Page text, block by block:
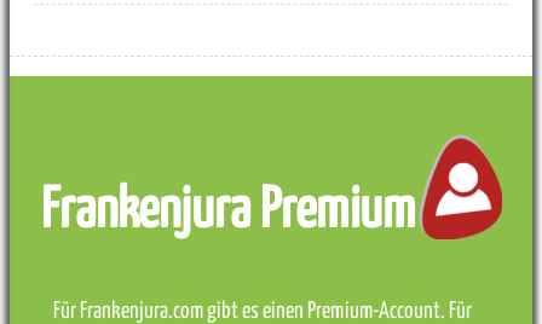
Frankenjura Premium
Für Frankenjura.com gibt es einen Premium-Account. Für